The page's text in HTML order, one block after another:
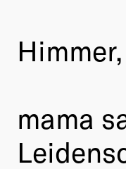
mama